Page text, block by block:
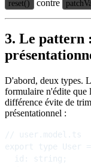
reset() contre
3. Le pattern
D'abord, deux types.
formulaire n'édite que
différence évite de
présentationnel :
// user.model.ts
export type User
  id: string;